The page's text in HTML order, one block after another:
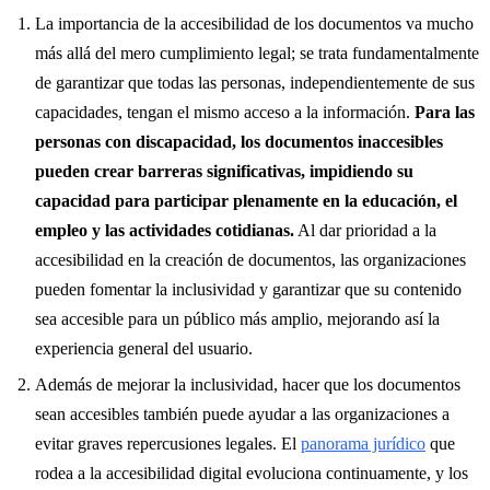
La importancia de la accesibilidad de los documentos va mucho
más allá del mero cumplimiento legal; se trata fundamentalmente
de garantizar que todas las personas, independientemente de sus
capacidades, tengan el mismo acceso a la información. Para las
personas con discapacidad, los documentos inaccesibles
pueden crear barreras significativas, impidiendo su
capacidad para participar plenamente en la educación, el
empleo y las actividades cotidianas. Al dar prioridad a la
accesibilidad en la creación de documentos, las organizaciones
pueden fomentar la inclusividad y garantizar que su contenido
sea accesible para un público más amplio, mejorando así la
experiencia general del usuario.
Además de mejorar la inclusividad, hacer que los documentos
sean accesibles también puede ayudar a las organizaciones a
evitar graves repercusiones legales. El panorama jurídico que
rodea a la accesibilidad digital evoluciona continuamente, y los